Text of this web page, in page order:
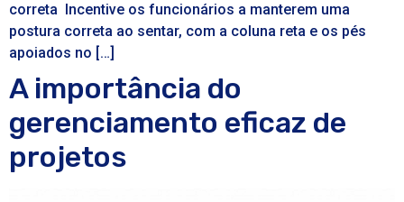
correta Incentive os funcionários a manterem uma
postura correta ao sentar, com a coluna reta e os pés
apoiados no […]
A importância do
gerenciamento eficaz de
projetos